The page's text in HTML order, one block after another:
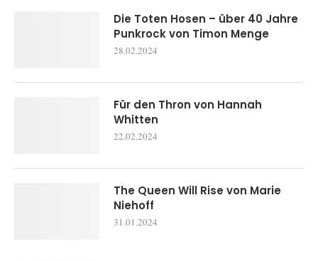
Die Toten Hosen – über 40 Jahre
Punkrock von Timon Menge
28.02.2024
Für den Thron von Hannah
Whitten
22.02.2024
The Queen Will Rise von Marie
Niehoff
31.01.2024